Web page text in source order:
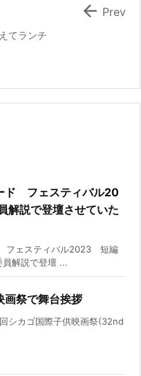
てランチ
 Prev
ド フェスティバル20
説で登壇させていた
フェスティバル2023 短編
員解説で登壇 ...
画祭で舞台挨拶
シカゴ国際子供映画祭(32nd